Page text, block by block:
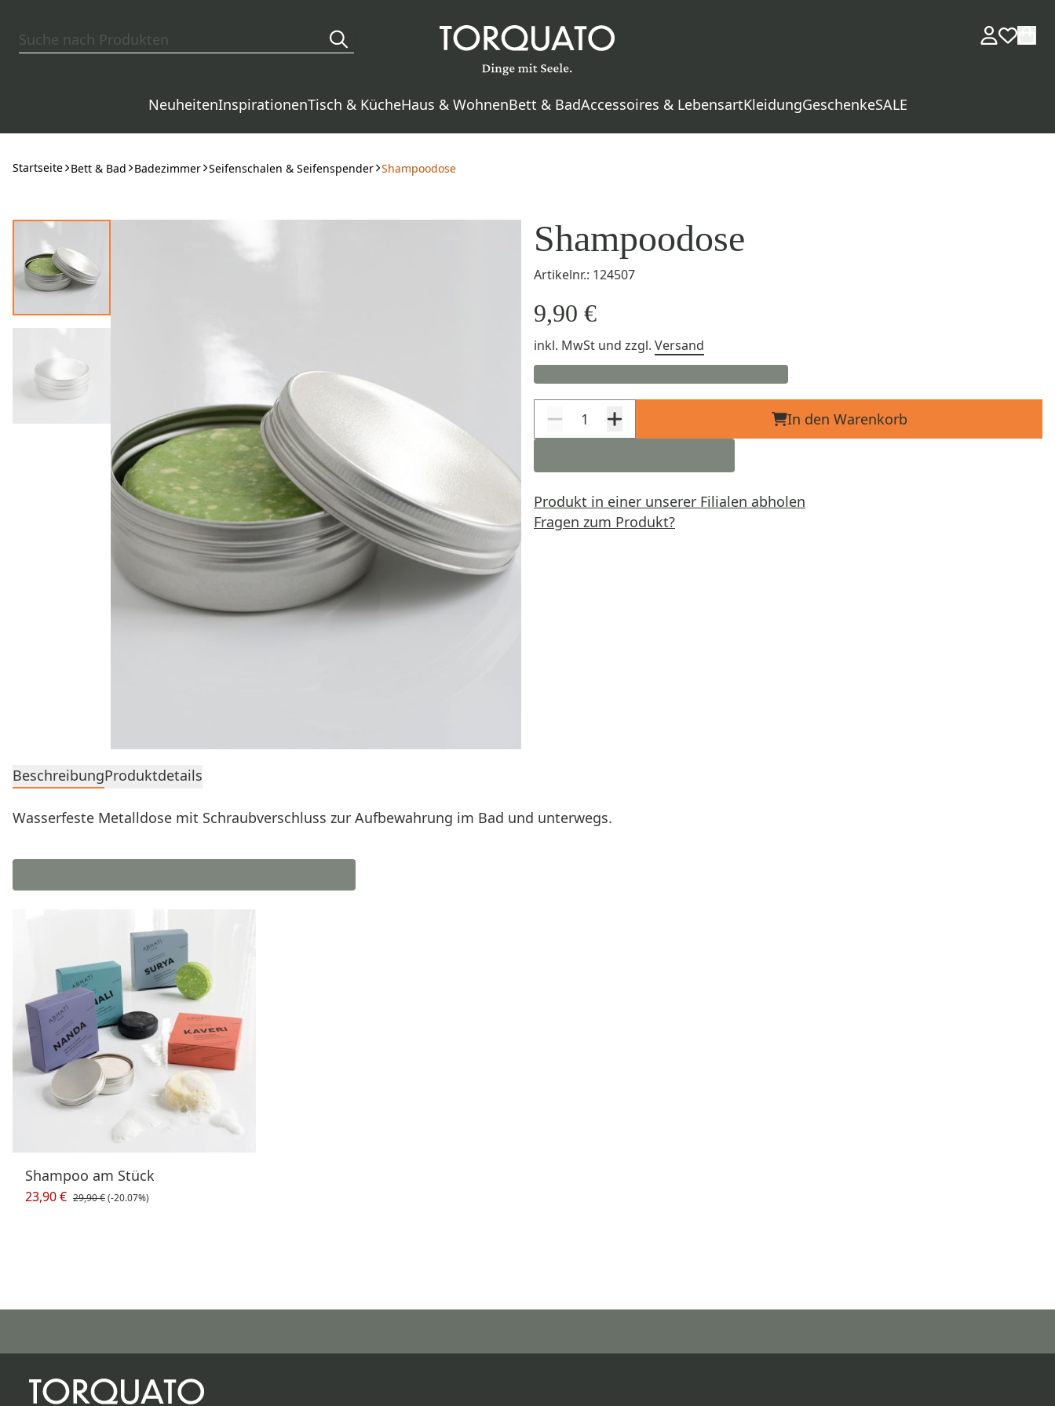
NeuheitenInspirationenTisch & KücheHaus & WohnenBett & BadAccessoires & LebensartKleidungGeschenkeSALE
Startseite Bett & Bad Badezimmer Seifenschalen & Seifenspender Shampoodose
Shampoodose
Artikelnr.: 124507
9,90 €
inkl. MwSt und zzgl. Versand
In den Warenkorb
Produkt in einer unserer Filialen abholen
Fragen zum Produkt?
BeschreibungProduktdetails
Wasserfeste Metalldose mit Schraubverschluss zur Aufbewahrung im Bad und unterwegs.
Shampoo am Stück
23,90 € 29,90 €(-20.07%)